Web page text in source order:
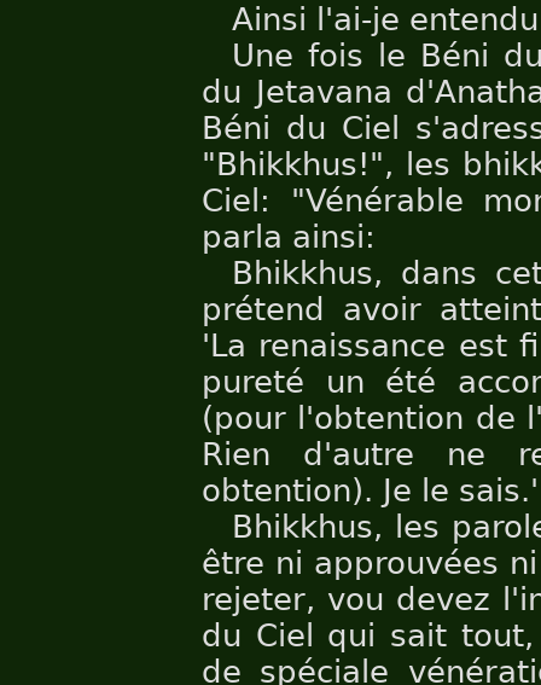
Ainsi l'ai-je
Une fois le Béni
du Jetavana
Béni du Ciel
"Bhikkhus!", les
Ciel: "Vénérable
parla ainsi:
Bhikkhus, dans
prétend avoir
'La renaissance est
pureté un été
(pour l'obtention de
Rien d'autre ne
obtention). Je le sais.'
Bhikkhus, les
être ni approuvées
rejeter, vou devez
du Ciel qui sait
de spéciale